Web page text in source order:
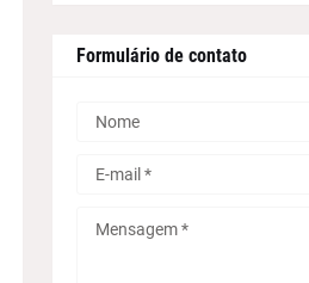
Formulário de contato